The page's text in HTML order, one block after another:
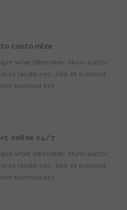
to customize
vitae bibendum. Nunc auctor
iaculis nec. Sed et euismod
euismod est.
24/7 support online
vitae bibendum. Nunc auctor
iaculis nec. Sed et euismod
euismod est.